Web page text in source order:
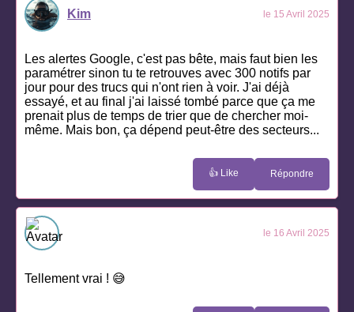
Kim le 15 Avril 2025
Les alertes Google, c'est pas bête, mais faut bien les
paramétrer sinon tu te retrouves avec 300 notifs par
jour pour des trucs qui n'ont rien à voir. J'ai déjà
essayé, et au final j'ai laissé tombé parce que ça me
prenait plus de temps de trier que de chercher moi-
même. Mais bon, ça dépend peut-être des secteurs...
👍 Like Répondre
le 16 Avril 2025
Tellement vrai ! 😅